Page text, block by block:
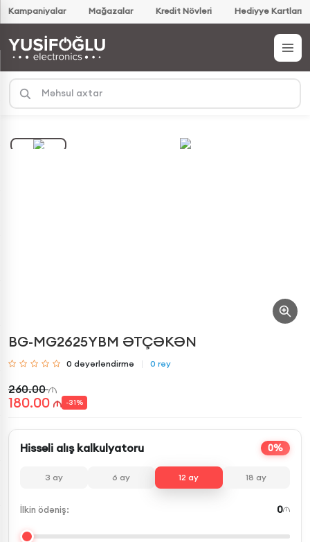
Kampaniyalar Mağazalar Kredit Növləri Hədiyyə Kartları
BG-MG2625YBM ƏTÇƏKƏN
0 dəyərləndirmə 0 rəy
260.00
180.00 -31%
Hissəli alış kalkulyatoru 0%
3 ay 6 ay 12 ay 18 ay
İlkin ödəniş: 0